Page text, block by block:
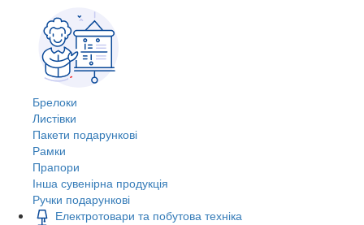
Брелоки
Листівки
Пакети подарункові
Рамки
Прапори
Інша сувенірна продукція
Ручки подарункові
Електротовари та побутова техніка